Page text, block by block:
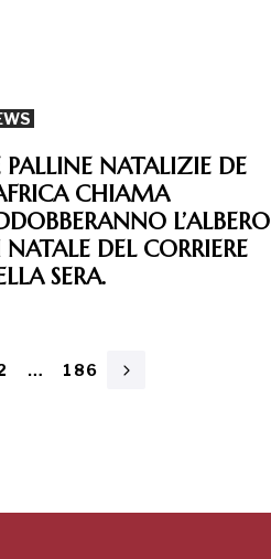
PALLINE NATALIZIE DE
CHIAMA
L’ALBERO
NATALE DEL CORRIERE
SERA.
… 186